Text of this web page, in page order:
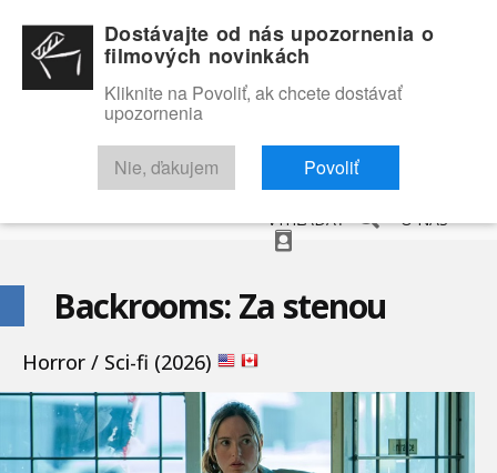
RECENZIE TRAILERY FILMOVÁ DATABÁZA
VYHĽADAŤ O NÁS
Backrooms: Za stenou
Horror / Sci-fi (2026)
Dostávajte od nás upozornenia o
filmových novinkách
Kliknite na Povoliť, ak chcete dostávať
upozornenia
Nie, ďakujem Povoliť